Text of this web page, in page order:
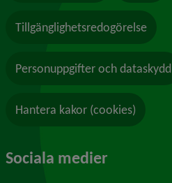
Tillgänglighetsredogörelse
Personuppgifter och dataskydd
Hantera kakor (cookies)
Sociala medier